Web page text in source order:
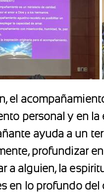
el
personal y en
ayuda a un
profundizar
a alguien, la
en lo profundo del